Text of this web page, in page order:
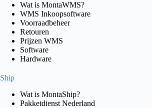
Wat is MontaWMS?
WMS Inkoopsoftware
Voorraadbeheer
Retouren
Prijzen WMS
Software
Hardware
Ship
Wat is MontaShip?
Pakketdienst Nederland